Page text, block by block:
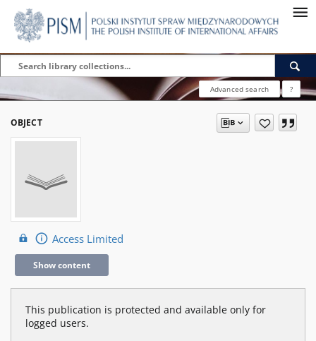
Advanced search ?
OBJECT
Access Limited
Show content
This publication is protected and available only for
logged users.